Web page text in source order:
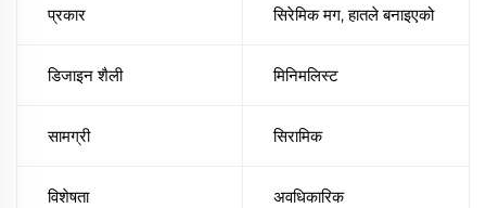
प्रकार सिरेमिक मग, हातले बनाइएको
डिजाइन शैली मिनिमलिस्ट
सामग्री सिरामिक
विशेषता अवधिकारिक